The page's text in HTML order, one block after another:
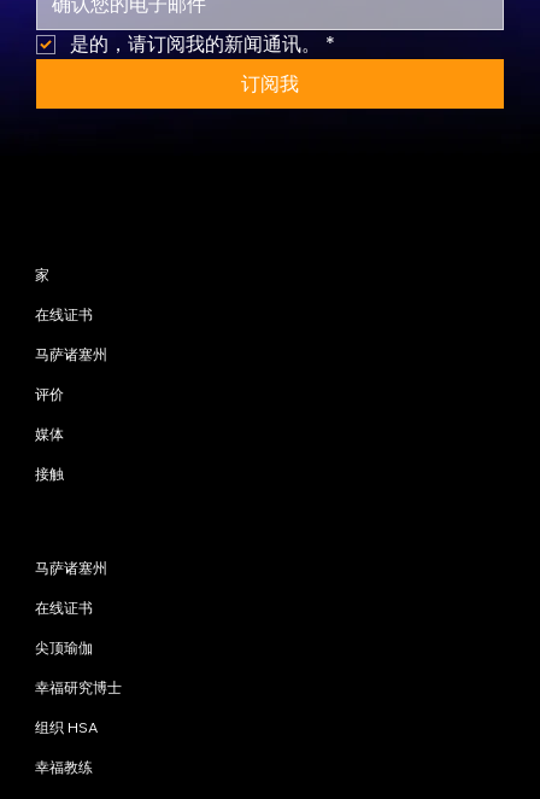
是的，请订阅我的新闻通讯。
*
订阅我
家
在线证书
马萨诸塞州
评价
媒体
接触
马萨诸塞州
在线证书
尖顶瑜伽
幸福研究博士
组织 HSA
幸福教练